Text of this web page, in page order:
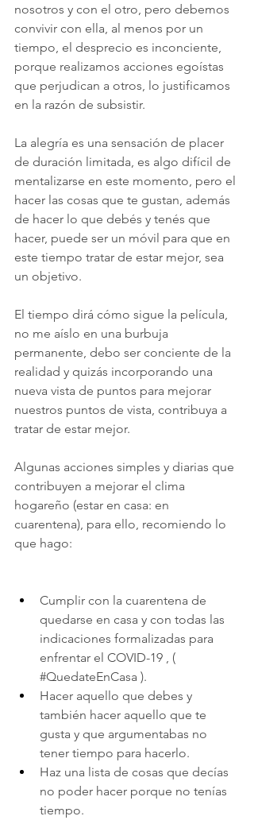
nosotros y con el otro, pero debemos
convivir con ella, al menos por un
tiempo, el desprecio es inconciente,
porque realizamos acciones egoístas
que perjudican a otros, lo justificamos
en la razón de subsistir.
La alegría es una sensación de placer
de duración limitada, es algo difícil de
mentalizarse en este momento, pero el
hacer las cosas que te gustan, además
de hacer lo que debés y tenés que
hacer, puede ser un móvil para que en
este tiempo tratar de estar mejor, sea
un objetivo.
El tiempo dirá cómo sigue la película,
no me aíslo en una burbuja
permanente, debo ser conciente de la
realidad y quizás incorporando una
nueva vista de puntos para mejorar
nuestros puntos de vista, contribuya a
tratar de estar mejor.
Algunas acciones simples y diarias que
contribuyen a mejorar el clima
hogareño (estar en casa: en
cuarentena), para ello, recomiendo lo
que hago:
Cumplir con la cuarentena de
quedarse en casa y con todas las
indicaciones formalizadas para
enfrentar el COVID-19 , (
#QuedateEnCasa ).
Hacer aquello que debes y
también hacer aquello que te
gusta y que argumentabas no
tener tiempo para hacerlo.
Haz una lista de cosas que decías
no poder hacer porque no tenías
tiempo.